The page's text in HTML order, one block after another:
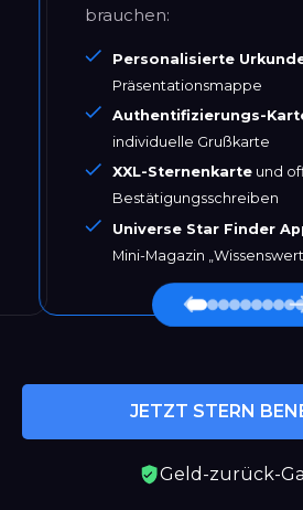
brauchen:
Personalisierte
Präsentationsmappe
Authentifizierungs-
individuelle Grußkarte
XXL-Sternenkarteund
Bestätigungsschreiben
Universe Star Finder
Mini-Magazin
JETZT STERN
Geld-zurück-